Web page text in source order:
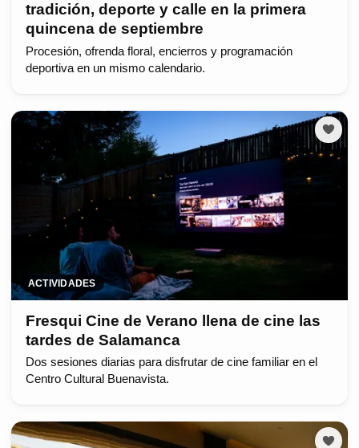
tradición, deporte y calle en la primera
quincena de septiembre
Procesión, ofrenda floral, encierros y programación
deportiva en un mismo calendario.
ACTIVIDADES
Fresqui Cine de Verano llena de cine las
tardes de Salamanca
Dos sesiones diarias para disfrutar de cine familiar en el
Centro Cultural Buenavista.